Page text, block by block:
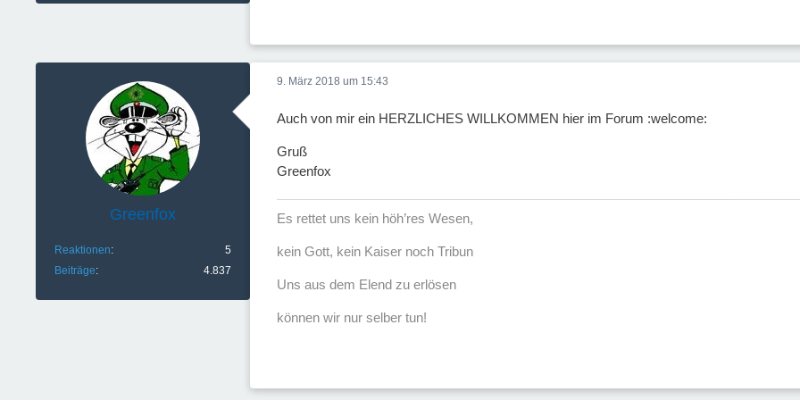
Greenfox
Reaktionen
5
Beiträge
4.837
9. März 2018 um 15:43
Auch von mir ein HERZLICHES WILLKOMMEN hier im Forum :welcome:
Gruß
Greenfox
Es rettet uns kein höh’res Wesen,
kein Gott, kein Kaiser noch Tribun
Uns aus dem Elend zu erlösen
können wir nur selber tun!